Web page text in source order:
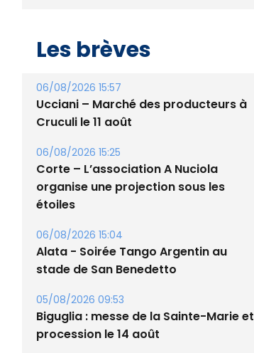
Les brèves
06/08/2026 15:57
Ucciani – Marché des producteurs à
Cruculi le 11 août
06/08/2026 15:25
Corte – L’association A Nuciola
organise une projection sous les
étoiles
06/08/2026 15:04
Alata - Soirée Tango Argentin au
stade de San Benedetto
05/08/2026 09:53
Biguglia : messe de la Sainte-Marie et
procession le 14 août